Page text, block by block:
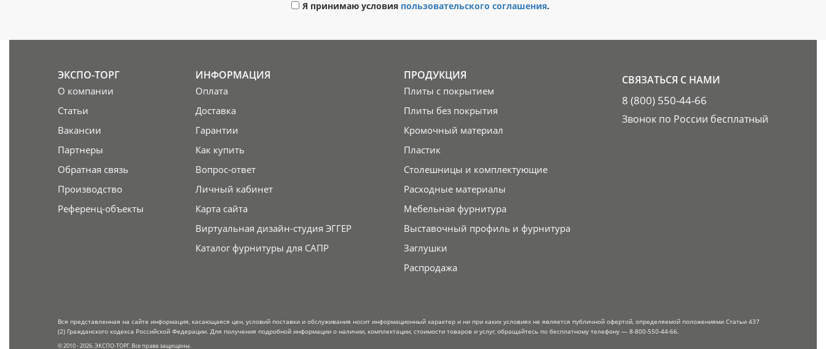
Я принимаю условия пользовательского соглашения.
ЭКСПО-ТОРГ
О компании
Статьи
Вакансии
Партнеры
Обратная связь
Производство
Референц-объекты
ИНФОРМАЦИЯ
Оплата
Доставка
Гарантии
Как купить
Вопрос-ответ
Личный кабинет
Карта сайта
Виртуальная дизайн-студия ЭГГЕР
Каталог фурнитуры для САПР
ПРОДУКЦИЯ
Плиты с покрытием
Плиты без покрытия
Кромочный материал
Пластик
Столешницы и комплектующие
Расходные материалы
Мебельная фурнитура
Выставочный профиль и фурнитура
Заглушки
Распродажа
СВЯЗАТЬСЯ С НАМИ
8 (800) 550-44-66
Звонок по России бесплатный
Вся представленная на сайте информация, касающаяся цен, условий поставки и обслуживания носит информационный характер и ни при каких условиях не является публичной офертой, определяемой положениями Статьи 437
(2) Гражданского кодекса Российской Федерации. Для получения подробной информации о наличии, комплектации, стоимости товаров и услуг, обращайтесь по бесплатному телефону — 8-800-550-44-66.
© 2010 - 2026. ЭКСПО-ТОРГ. Все права защищены.